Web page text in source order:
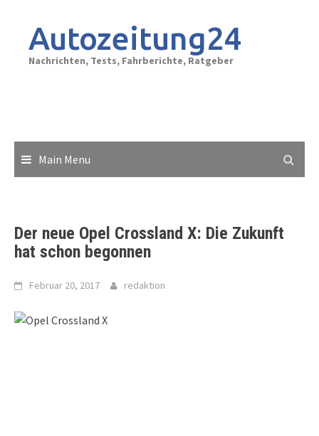
contentAutozeitung24
Nachrichten, Tests, Fahrberichte, Ratgeber
Main Menu
Der neue Opel Crossland X: Die Zukunft
hat schon begonnen
Februar 20, 2017 redaktion